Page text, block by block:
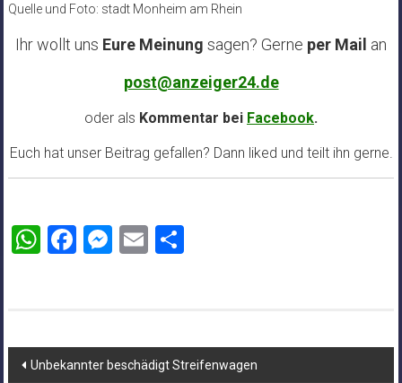
Quelle und Foto: stadt Monheim am Rhein
Ihr wollt uns Eure Meinung sagen? Gerne per Mail an
post@anzeiger24.de
oder als Kommentar bei Facebook.
Euch hat unser Beitrag gefallen? Dann liked und teilt ihn gerne.
WhatsApp
Facebook
Messenger
EmailTeilen
Beitragsnavigation
Unbekannter beschädigt Streifenwagen